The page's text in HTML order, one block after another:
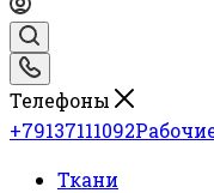
Телефоны
+79137111092
Ткани